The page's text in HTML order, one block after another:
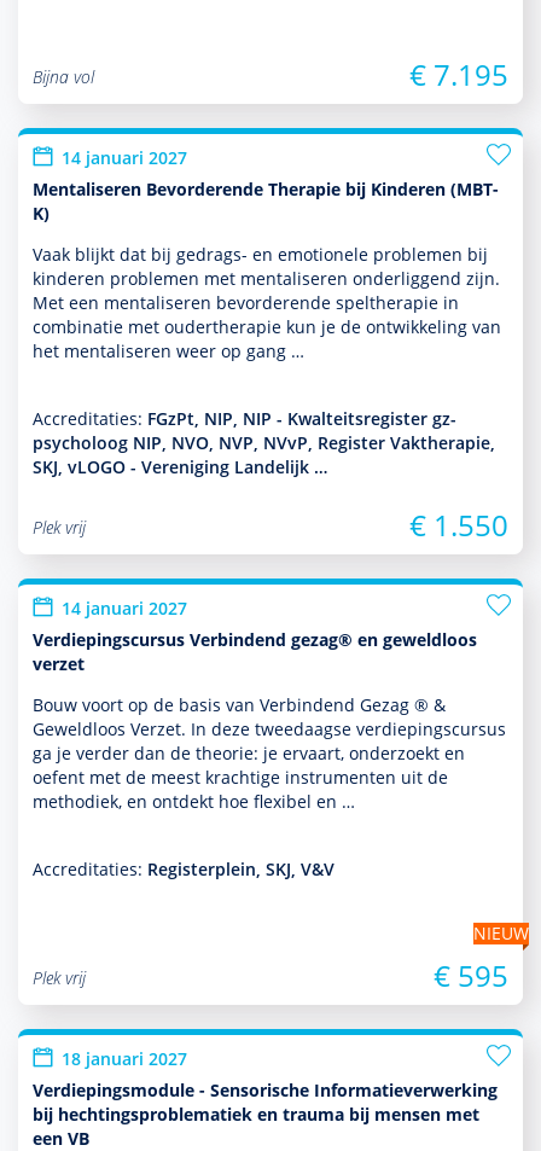
Bijna vol € 7.195
14 januari 2027
Mentaliseren Bevorderende Therapie bij Kinderen (MBT-
K)
Vaak blijkt dat bij gedrags- en emotionele pro­ble­men bij
kin­de­ren pro­ble­men met men­ta­li­seren onderliggend zijn.
Met een men­ta­li­seren bevor­derende spelthera­pie in
combinatie met ouderthera­pie kun je de ont­wikke­ling van
het men­ta­li­seren weer op gang …
Accreditaties: FGzPt, NIP, NIP - Kwalteitsregister gz-
psycholoog NIP, NVO, NVP, NVvP, Register Vaktherapie,
SKJ, vLOGO - Vereniging Landelijk …
Plek vrij € 1.550
14 januari 2027
Verdiepingscursus Verbindend gezag® en geweldloos
verzet
Bouw voort op de basis van Verbindend Gezag ® &
Geweldloos Verzet. In deze tweedaagse verdiepingscursus
ga je verder dan de theorie: je ervaart, onder­zoekt en
oefent met de meest krachtige instru­men­ten uit de
metho­diek, en ontdekt hoe flexibel en …
Accreditaties: Registerplein, SKJ, V&V
NIEUW
Plek vrij
€ 595
18 januari 2027
Verdiepingsmodule - Sensorische Informatieverwerking
bij hechtingsproblematiek en trauma bij mensen met
een VB